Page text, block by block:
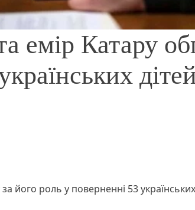
емір Катару
його роль у поверненні 53